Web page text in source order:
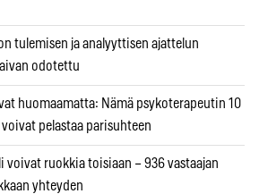
tulemisen ja analyyttisen ajattelun
odotettu
huomaamatta: Nämä psykoterapeutin 10
pelastaa parisuhteen
voivat ruokkia toisiaan – 936 vastaajan
yhteyden